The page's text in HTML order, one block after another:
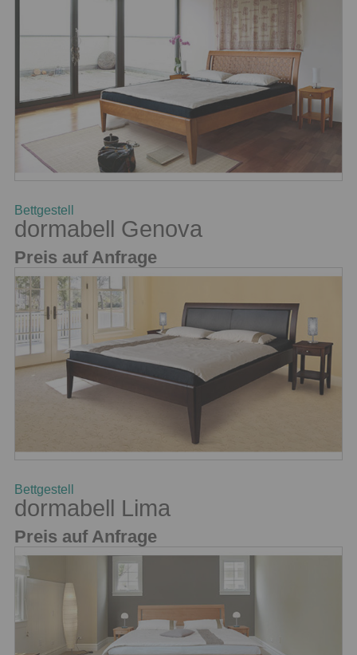
Bettgestell
dormabell Genova
Preis auf Anfrage
Bettgestell
dormabell Lima
Preis auf Anfrage